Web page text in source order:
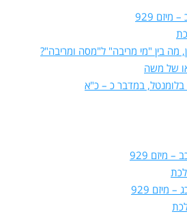
929
בין "מי מריבה" ל"מסה ומריבה"?
של משה
במדבר כ – כ"א
מיזם 929
מיזם 929